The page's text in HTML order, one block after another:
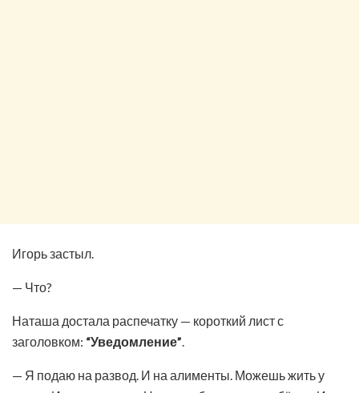
Игорь застыл.
— Что?
Наташа достала распечатку — короткий лист с
заголовком: “Уведомление”.
— Я подаю на развод. И на алименты. Можешь жить у